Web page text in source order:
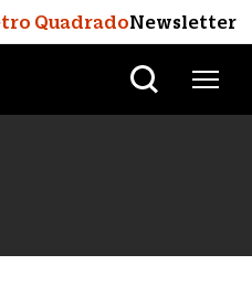
QuadradoNewsletter